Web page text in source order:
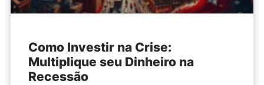
Como Investir na Crise:
Multiplique seu Dinheiro na
Recessão